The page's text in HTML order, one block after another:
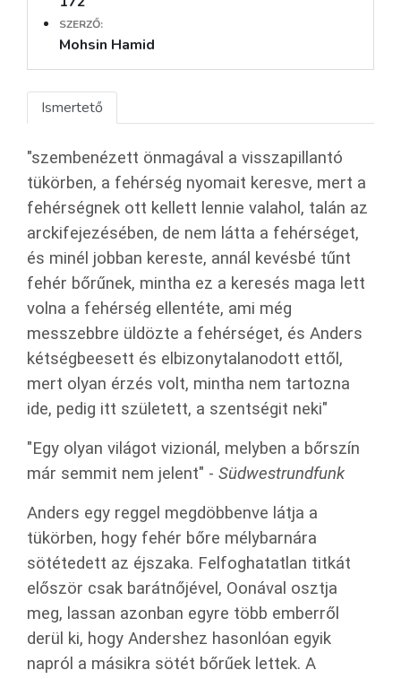
SZERZŐ:
Mohsin Hamid
Ismertető
"szembenézett önmagával a visszapillantó
tükörben, a fehérség nyomait keresve, mert a
fehérségnek ott kellett lennie valahol, talán az
arckifejezésében, de nem látta a fehérséget,
és minél jobban kereste, annál kevésbé tűnt
fehér bőrűnek, mintha ez a keresés maga lett
volna a fehérség ellentéte, ami még
messzebbre üldözte a fehérséget, és Anders
kétségbeesett és elbizonytalanodott ettől,
mert olyan érzés volt, mintha nem tartozna
ide, pedig itt született, a szentségit neki"
"Egy olyan világot vizionál, melyben a bőrszín
már semmit nem jelent" - Südwestrundfunk
Anders egy reggel megdöbbenve látja a
tükörben, hogy fehér bőre mélybarnára
sötétedett az éjszaka. Felfoghatatlan titkát
először csak barátnőjével, Oonával osztja
meg, lassan azonban egyre több emberről
derül ki, hogy Andershez hasonlóan egyik
napról a másikra sötét bőrűek lettek. A